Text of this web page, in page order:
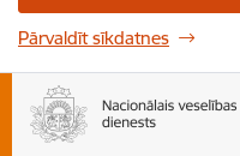
Pārvaldīt sīkdatnes